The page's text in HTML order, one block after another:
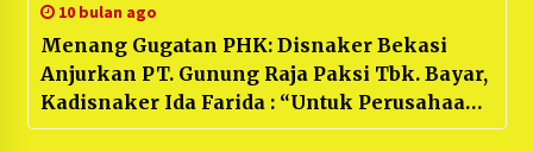
10 bulan ago
Menang Gugatan PHK: Disnaker Bekasi
Anjurkan PT. Gunung Raja Paksi Tbk. Bayar,
Kadisnaker Ida Farida : “Untuk Perusahaan
Harus Memenuhi Kewajiban”